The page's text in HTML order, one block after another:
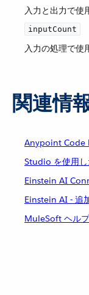
入力と出力で使
inputCount
入力の処理で使
関連情
Anypoint Code
Studio を使用
Einstein AI
Einstein AI - 追
MuleSoft ヘル